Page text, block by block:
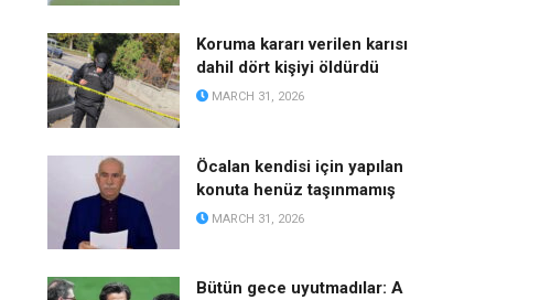
Koruma kararı verilen karısı
dahil dört kişiyi öldürdü
MARCH 31, 2026
Öcalan kendisi için yapılan
konuta henüz taşınmamış
MARCH 31, 2026
Bütün gece uyutmadılar: A